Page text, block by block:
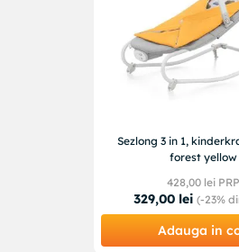
Sezlong 3 in 1,
forest yellow
428,00lei PRP
329,00 lei (-23%
Adauga in